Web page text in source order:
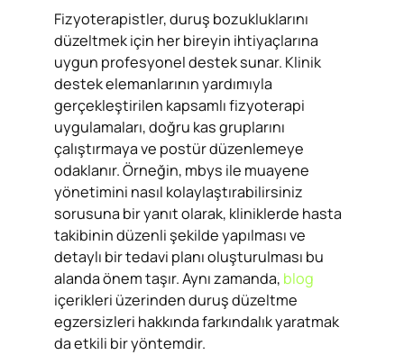
Fizyoterapistler, duruş bozukluklarını
düzeltmek için her bireyin ihtiyaçlarına
uygun profesyonel destek sunar. Klinik
destek elemanlarının yardımıyla
gerçekleştirilen kapsamlı fizyoterapi
uygulamaları, doğru kas gruplarını
çalıştırmaya ve postür düzenlemeye
odaklanır. Örneğin, mbys ile muayene
yönetimini nasıl kolaylaştırabilirsiniz
sorusuna bir yanıt olarak, kliniklerde hasta
takibinin düzenli şekilde yapılması ve
detaylı bir tedavi planı oluşturulması bu
alanda önem taşır. Aynı zamanda, blog
içerikleri üzerinden duruş düzeltme
egzersizleri hakkında farkındalık yaratmak
da etkili bir yöntemdir.